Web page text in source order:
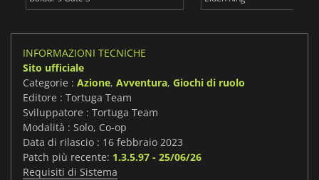
INFORMAZIONI TECNICHE
Sito ufficiale
Categorie : Azione, Avventura, Giochi di ruolo
Editore : Tortuga Team
Sviluppatore : Tortuga Team
Modalità : Solo, Co-op
Data di rilascio : 16 febbraio 2023
Patch più recente: 1.3.5.97 - 25/06/26
Requisiti di Sistema